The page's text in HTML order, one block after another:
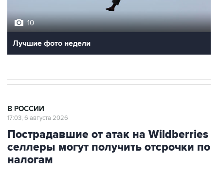
10
Лучшие фото недели
В РОССИИ
17:03, 6 августа 2026
Пострадавшие от атак на Wildberries
селлеры могут получить отсрочки по
налогам